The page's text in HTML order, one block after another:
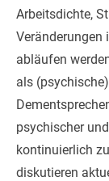
Arbeitsdichte,
Veränderungen
abläufen
als
Dementsp
psychischer
kontinuierlich
diskutieren